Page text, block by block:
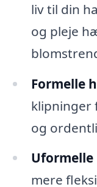
liv til din
og pleje
Formelle
klipninger
og
mere